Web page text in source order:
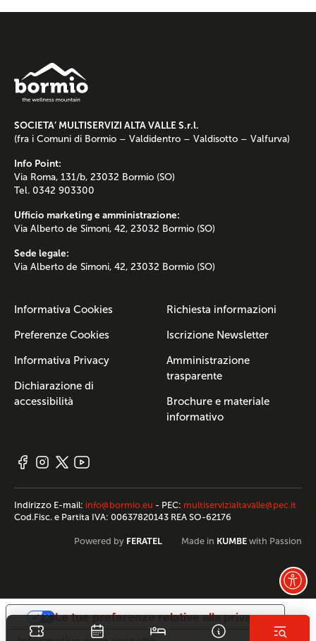
SOCIETA’ MULTISERVIZI ALTA VALLE S.r.l.
(fra i Comuni di Bormio – Valdidentro – Valdisotto – Valfurva)
Info Point:
Via Roma, 131/b, 23032 Bormio (SO)
Tel. 0342 903300
Ufficio marketing e amministrazione:
Via Alberto de Simoni, 42, 23032 Bormio (SO)
Sede legale:
Via Alberto de Simoni, 42, 23032 Bormio (SO)
Informativa Cookies
Preferenze Cookies
Informativa Privacy
Dichiarazione di
accessibilità
Richiesta informazioni
Iscrizione Newsletter
Amministrazione
trasparente
Brochure e materiale
informativo
Indirizzo E-mail: info@bormio.eu - PEC: multiservizialtavalle@pec.it
Cod.Fisc. e Partita IVA: 00637820143 REA SO-62176
Powered by FERATEL Made in KUMBE with Passion
Le tue preferenze relative alla privacy